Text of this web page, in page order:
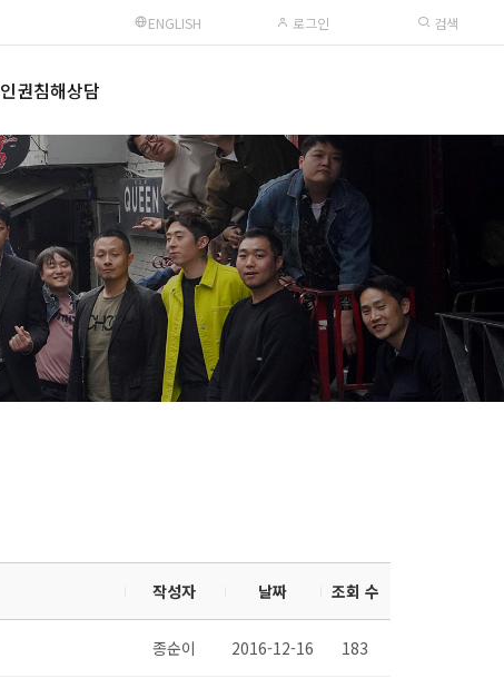
ENGLISH 로그인 검색
인권침해상담
작성자 날짜 조회 수
종순이 2016-12-16 183